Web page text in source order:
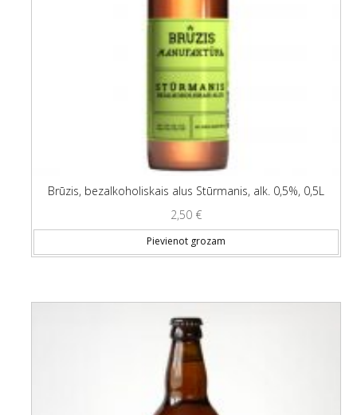
Brūzis, bezalkoholiskais alus Stūrmanis, alk. 0,5%, 0,5L
2,50 €
Pievienot grozam